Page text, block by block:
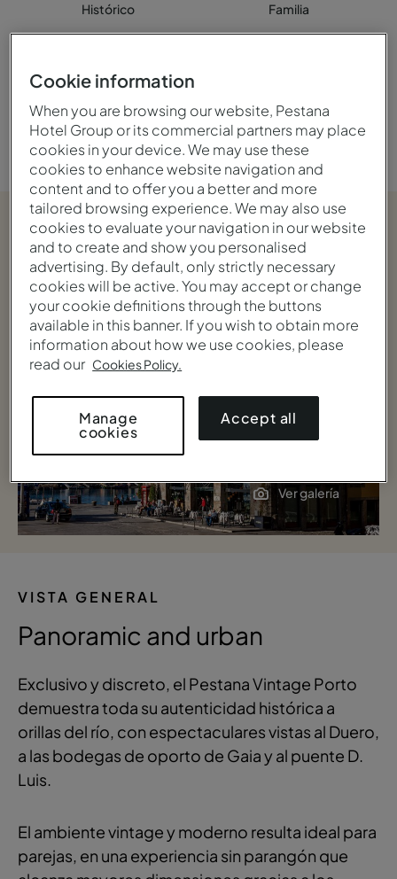
Histórico Familia
Ver galería
VISTA GENERAL
Panoramic and urban
Exclusivo y discreto, el Pestana Vintage Porto
demuestra toda su autenticidad histórica a
orillas del río, con espectaculares vistas al Duero,
a las bodegas de oporto de Gaia y al puente D.
Luis.
El ambiente vintage y moderno resulta ideal para
parejas, en una experiencia sin parangón que
Cookie information
When you are browsing our website, Pestana
Hotel Group or its commercial partners may place
cookies in your device. We may use these
cookies to enhance website navigation and
content and to offer you a better and more
tailored browsing experience. We may also use
cookies to evaluate your navigation in our website
and to create and show you personalised
advertising. By default, only strictly necessary
cookies will be active. You may accept or change
your cookie definitions through the buttons
available in this banner. If you wish to obtain more
information about how we use cookies, please
read our Cookies Policy.
Manage
cookies
Accept all